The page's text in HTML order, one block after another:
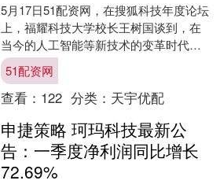
5月17日51配资网，在搜狐科技年度论坛
上，福耀科技大学校长王树国谈到，在
当今的人工智能等新技术的变革时代，
更需要人们重新审视人文与科学的关
系。 谈及“文科将消....
51配资网
查看： 122 分类： 天宇优配
申捷策略 珂玛科技最新公
告：一季度净利润同比增长
72.69%